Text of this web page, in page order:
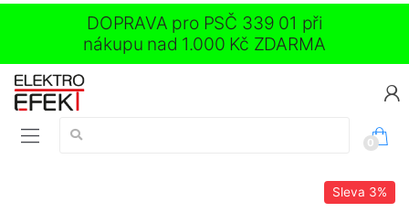
DOPRAVA pro PSČ 339 01 při
nákupu nad 1.000 Kč ZDARMA
Vyhledávání:
0
Sleva 3%